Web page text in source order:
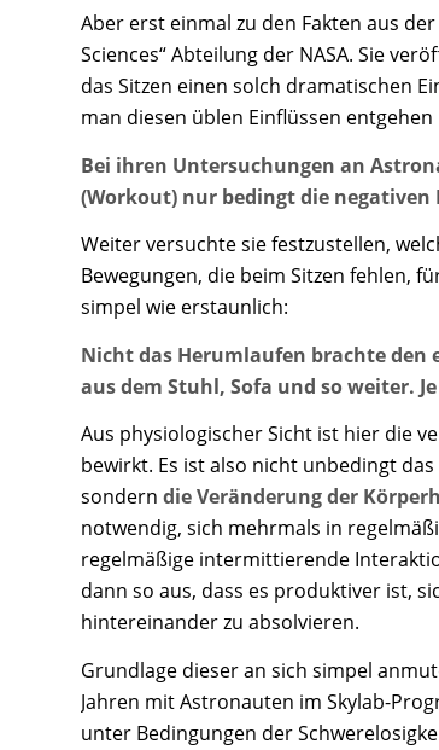
Aber erst einmal zu den Fakten aus
Sciences“ Abteilung der NASA. Sie
das Sitzen einen solch dramatischen
man diesen üblen Einflüssen entgehen
Bei ihren Untersuchungen an
(Workout) nur bedingt die
Weiter versuchte sie festzustellen,
Bewegungen, die beim Sitzen fehlen,
simpel wie erstaunlich:
Nicht das Herumlaufen brachte
aus dem Stuhl, Sofa und so weiter.
Aus physiologischer Sicht ist hier die
bewirkt. Es ist also nicht unbedingt
sondern die Veränderung der
notwendig, sich mehrmals in
regelmäßige intermittierende
dann so aus, dass es produktiver ist,
hintereinander zu absolvieren.
Grundlage dieser an sich simpel
Jahren mit Astronauten im Skylab-
unter Bedingungen der